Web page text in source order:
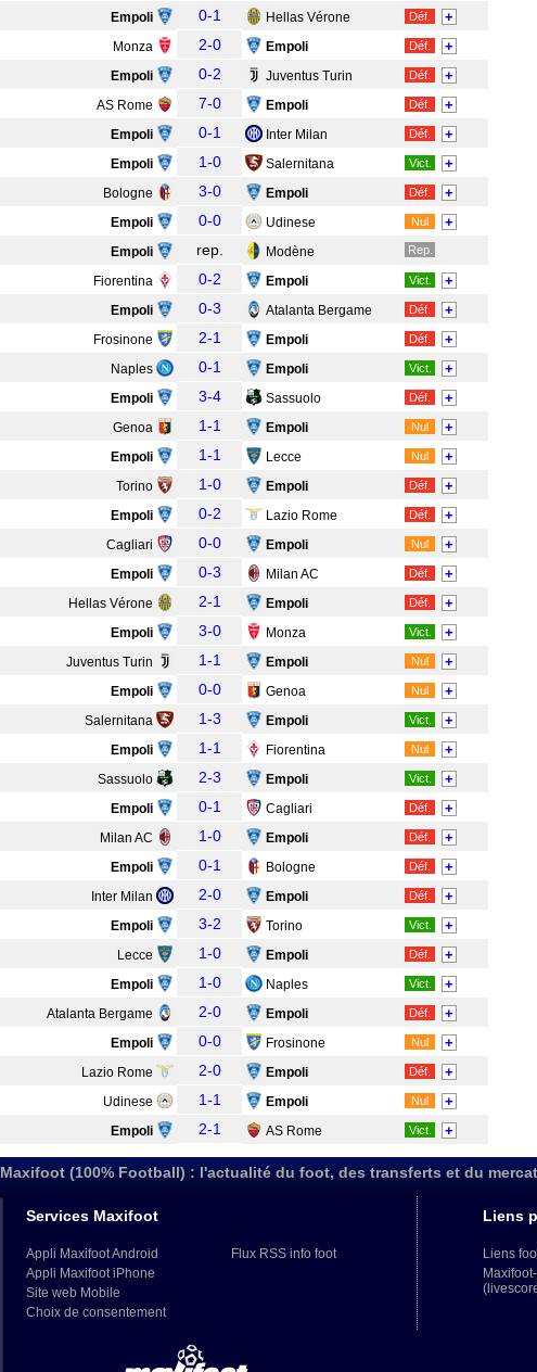
Empoli 0-1 Hellas Vérone Déf. +
Monza 2-0 Empoli Déf. +
Empoli 0-2 Juventus Turin Déf. +
AS Rome 7-0 Empoli Déf. +
Empoli 0-1 Inter Milan Déf. +
Empoli 1-0 Salernitana Vict. +
Bologne 3-0 Empoli Déf. +
Empoli 0-0 Udinese Nul +
Empoli rep. Modène Rep.
Fiorentina 0-2 Empoli Vict. +
Empoli 0-3 Atalanta Bergame Déf. +
Frosinone 2-1 Empoli Déf. +
Naples 0-1 Empoli Vict. +
Empoli 3-4 Sassuolo Déf. +
Genoa 1-1 Empoli Nul +
Empoli 1-1 Lecce Nul +
Torino 1-0 Empoli Déf. +
Empoli 0-2 Lazio Rome Déf. +
Cagliari 0-0 Empoli Nul +
Empoli 0-3 Milan AC Déf. +
Hellas Vérone 2-1 Empoli Déf. +
Empoli 3-0 Monza Vict. +
Juventus Turin 1-1 Empoli Nul +
Empoli 0-0 Genoa Nul +
Salernitana 1-3 Empoli Vict. +
Empoli 1-1 Fiorentina Nul +
Sassuolo 2-3 Empoli Vict. +
Empoli 0-1 Cagliari Déf. +
Milan AC 1-0 Empoli Déf. +
Empoli 0-1 Bologne Déf. +
Inter Milan 2-0 Empoli Déf. +
Empoli 3-2 Torino Vict. +
Lecce 1-0 Empoli Déf. +
Empoli 1-0 Naples Vict. +
Atalanta Bergame 2-0 Empoli Déf. +
Empoli 0-0 Frosinone Nul +
Lazio Rome 2-0 Empoli Déf. +
Udinese 1-1 Empoli Nul +
Empoli 2-1 AS Rome Vict. +
Maxifoot (100% Football) : l'actualité du foot, des transferts et du
Services Maxifoot
Appli Maxifoot Android
Appli Maxifoot iPhone
Site web Mobile
Choix de consentement
Flux RSS info foot
Liens
Liens